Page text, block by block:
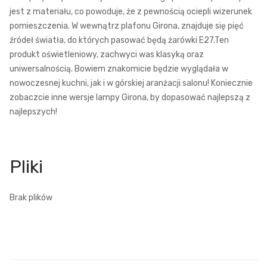
jest z materiału, co powoduje, że z pewnością ociepli wizerunek
pomieszczenia. W wewnątrz plafonu Girona, znajduje się pięć
źródeł światła, do których pasować będą żarówki E27.Ten
produkt oświetleniowy, zachwyci was klasyką oraz
uniwersalnością. Bowiem znakomicie będzie wyglądała w
nowoczesnej kuchni, jak i w górskiej aranżacji salonu! Koniecznie
zobaczcie inne wersje lampy Girona, by dopasować najlepszą z
najlepszych!
Brak plików